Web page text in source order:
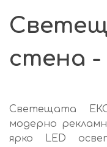
стена -
Светещата
модерно
ярко LED